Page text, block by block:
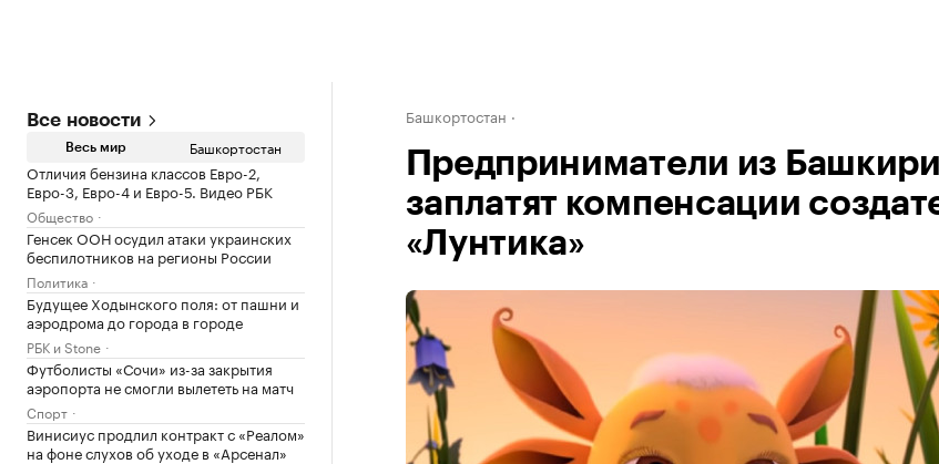
Все новости
Весь мир Башкортостан
Отличия бензина классов Евро-2,
Евро-3, Евро-4 и Евро-5. Видео РБК
Общество
Генсек ООН осудил атаки украинских
беспилотников на регионы России
Политика
Будущее Ходынского поля: от пашни и
аэродрома до города в городе
РБК и Stone
Футболисты «Сочи» из-за закрытия
аэропорта не смогли вылететь на матч
Спорт
Винисиус продлил контракт с «Реалом»
на фоне слухов об уходе в «Арсенал»
Башкортостан
Предприниматели из
заплатят компенсации
«Лунтика»